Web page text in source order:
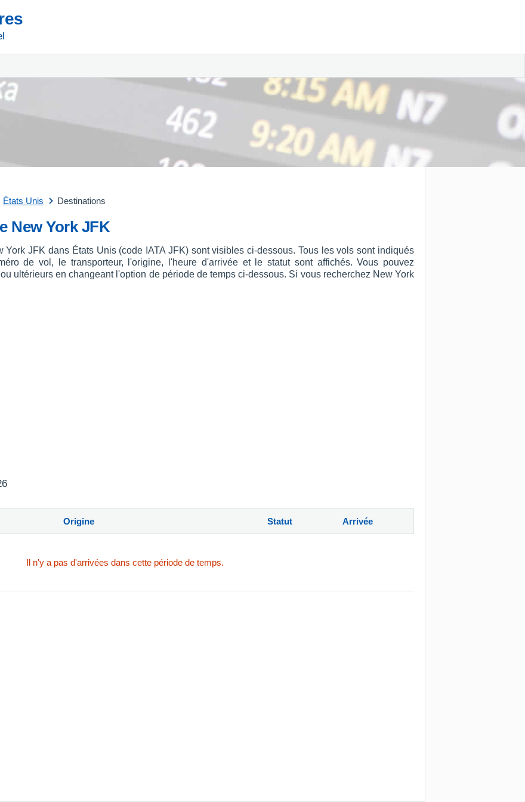
États Unis Destinations
New York JFK
York JFK dans États Unis (code IATA JFK) sont visibles ci-dessous. Tous les vols sont indiqués
de vol, le transporteur, l'origine, l'heure d'arrivée et le statut sont affichés. Vous pouvez
ultérieurs en changeant l'option de période de temps ci-dessous. Si vous recherchez New York
Origine Statut Arrivée
Il n'y a pas d'arrivées dans cette période de temps.